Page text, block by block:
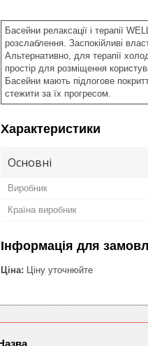
Басейни релаксації і терапії
розслаблення. Заспокійливі
Альтернативно, для терапії
простір для розміщення
Басейни мають підлогове
стежити за їх прогресом.
Характеристики
Основні
Виробник
Країна виробник
Інформація для
Ціна: Ціну уточнюйте